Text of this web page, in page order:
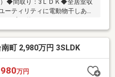
◆間取り：3ＬＤＫ◆全居室収
ティリティに電動物干しあり
ッグ大麻中央店 約580ｍ・大
学校 約1790ｍ
町 2,980万円 3SLDK
万円